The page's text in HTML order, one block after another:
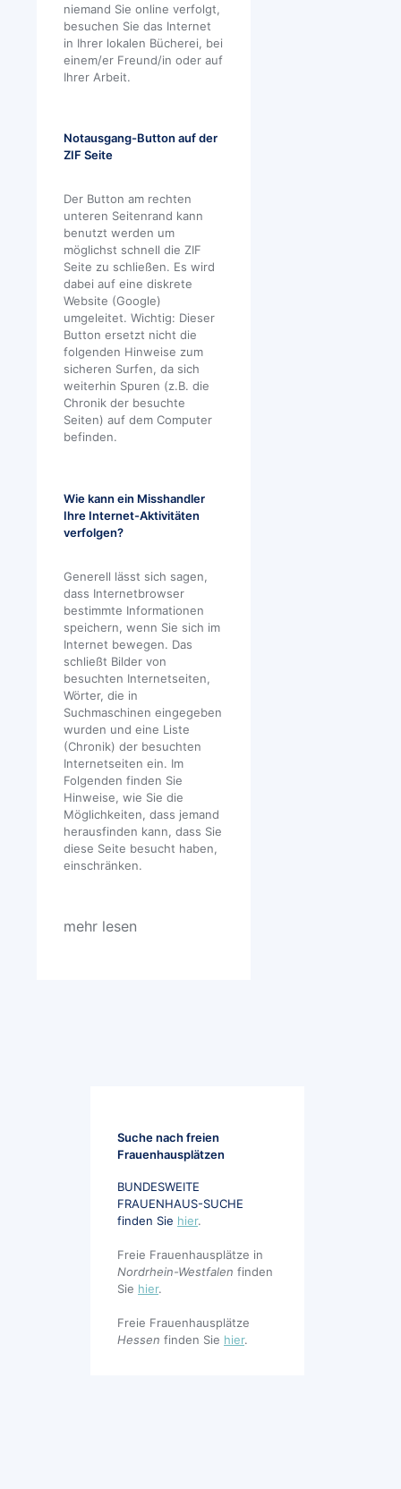
niemand Sie online verfolgt,
besuchen Sie das Internet
in Ihrer lokalen Bücherei, bei
einem/er Freund/in oder auf
Ihrer Arbeit.
Notausgang-Button auf der
ZIF Seite
Der Button am rechten
unteren Seitenrand kann
benutzt werden um
möglichst schnell die ZIF
Seite zu schließen. Es wird
dabei auf eine diskrete
Website (Google)
umgeleitet. Wichtig: Dieser
Button ersetzt nicht die
folgenden Hinweise zum
sicheren Surfen, da sich
weiterhin Spuren (z.B. die
Chronik der besuchte
Seiten) auf dem Computer
befinden.
Wie kann ein Misshandler
Ihre Internet-Aktivitäten
verfolgen?
Generell lässt sich sagen,
dass Internetbrowser
bestimmte Informationen
speichern, wenn Sie sich im
Internet bewegen. Das
schließt Bilder von
besuchten Internetseiten,
Wörter, die in
Suchmaschinen eingegeben
wurden und eine Liste
(Chronik) der besuchten
Internetseiten ein. Im
Folgenden finden Sie
Hinweise, wie Sie die
Möglichkeiten, dass jemand
herausfinden kann, dass Sie
diese Seite besucht haben,
einschränken.
mehr lesen
Suche nach freien
Frauenhausplätzen
BUNDESWEITE
FRAUENHAUS-SUCHE
finden Sie hier.
Freie Frauenhausplätze in
Nordrhein-Westfalen finden
Sie hier.
Freie Frauenhausplätze
Hessen finden Sie hier.